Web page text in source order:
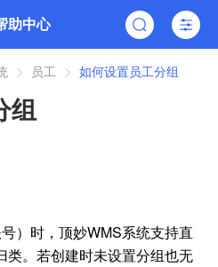
助中心
员工 如何设置员工分组
组
）时，顶妙WMS系统支持直
类。若创建时未设置分组也无